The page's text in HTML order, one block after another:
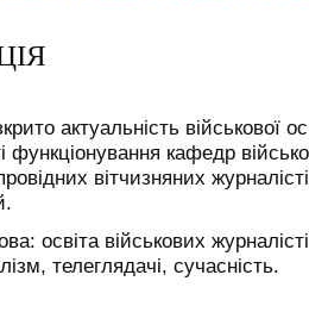
актуальність військової
функціонування кафедр
вітчизняних
освіта військових
телеглядачі, сучасність.